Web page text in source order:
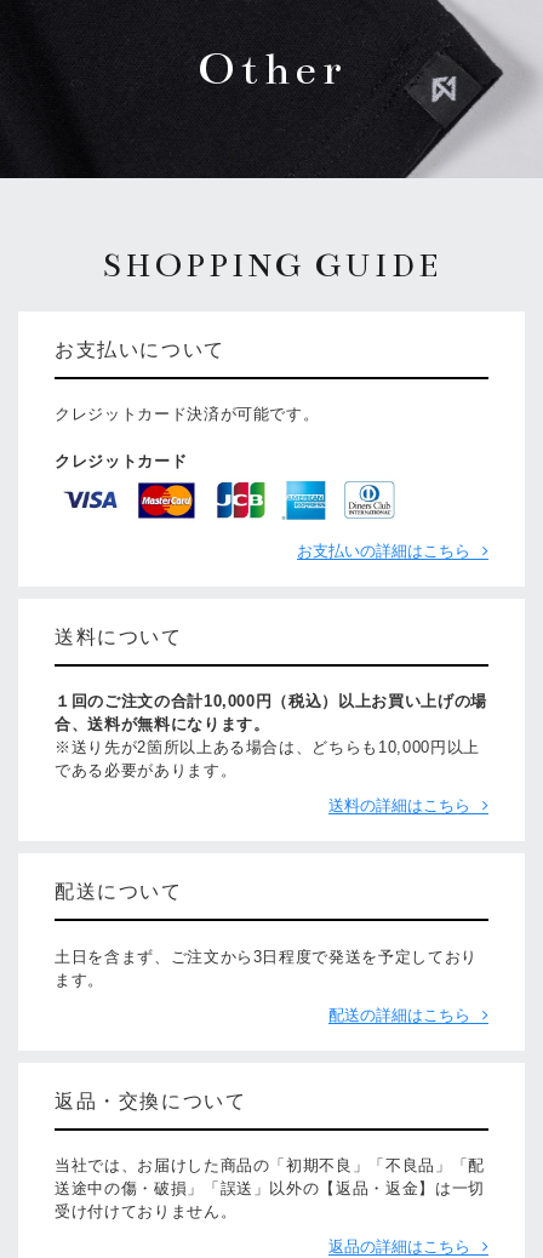
Other
SHOPPING GUIDE
お支払いについて
クレジットカード決済が可能です。
クレジットカード
お支払いの詳細はこちら
送料について
１回のご注文の合計10,000円（税込）以上お買い上げの場
合、送料が無料になります。
※送り先が2箇所以上ある場合は、どちらも10,000円以上
である必要があります。
送料の詳細はこちら
配送について
土日を含まず、ご注文から3日程度で発送を予定しており
ます。
配送の詳細はこちら
返品・交換について
当社では、お届けした商品の「初期不良」「不良品」「配
送途中の傷・破損」「誤送」以外の【返品・返金】は一切
受け付けておりません。
返品の詳細はこちら